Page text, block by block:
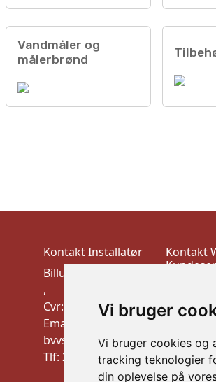
Vi bruger
Vi bruger cookies og
tracking teknologier
din oplevelse på
Vandmåler og
målerbrønd
Kontakt Installatør
Billund VVS-Teknik
,
Cvr: 10910900
Email:
bvvstek@gmail.com
Tlf: 20 32 21 09
Kontakt
Struer
mail:
TLF: Al